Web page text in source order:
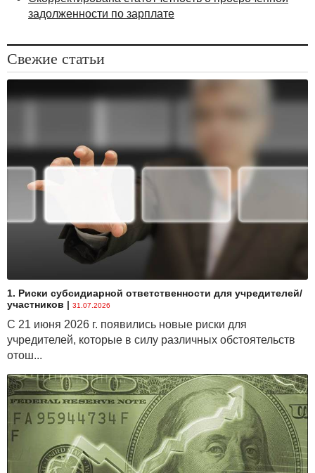
задолженности по зарплате
Свежие статьи
1. Риски субсидиарной ответственности для учредителей/
участников | 31.07.2026
С 21 июня 2026 г. появились новые риски для
учредителей, которые в силу различных обстоятельств
отош...